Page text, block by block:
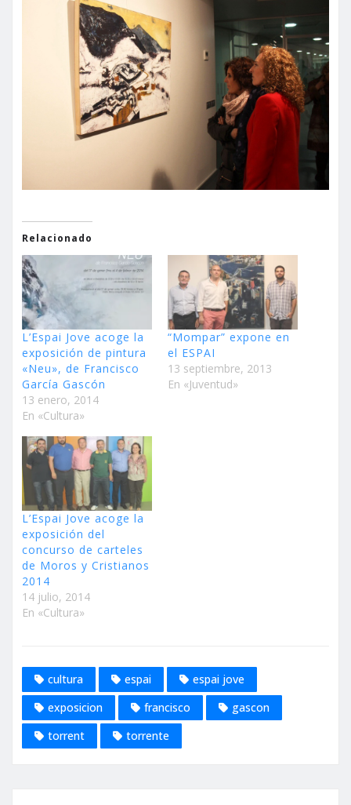
Relacionado
L’Espai Jove acoge la
exposición de pintura
«Neu», de Francisco
García Gascón
13 enero, 2014
En «Cultura»
“Mompar” expone en
el ESPAI
13 septiembre, 2013
En «Juventud»
L’Espai Jove acoge la
exposición del
concurso de carteles
de Moros y Cristianos
2014
14 julio, 2014
En «Cultura»
cultura espai
espai jove
exposicion
francisco
gascon
torrent
torrente